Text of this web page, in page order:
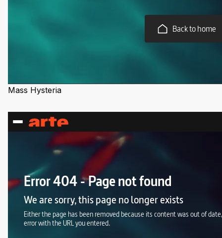
Mass Hysteria